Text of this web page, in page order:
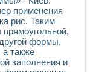
применения
рис. Таким
формы,
также
заполнения и